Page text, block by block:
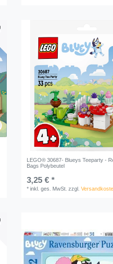
LEGO® 30687- Blueys Teeparty -
Bags Polybeutel
3,25 € *
*inkl. ges. MwSt. zzgl.